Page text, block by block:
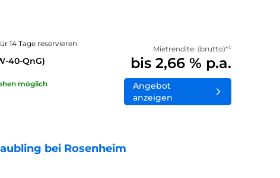
14 Tage reservieren
40-QnG)
möglich
Mietrendite: (brutto)*¹
bis 2,66 % p.a.
Angebot
anzeigen
bei Rosenheim